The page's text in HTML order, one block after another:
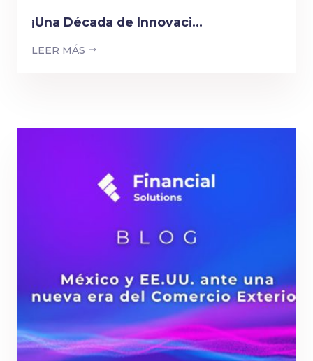
¡Una Década de Innovaci...
LEER MÁS